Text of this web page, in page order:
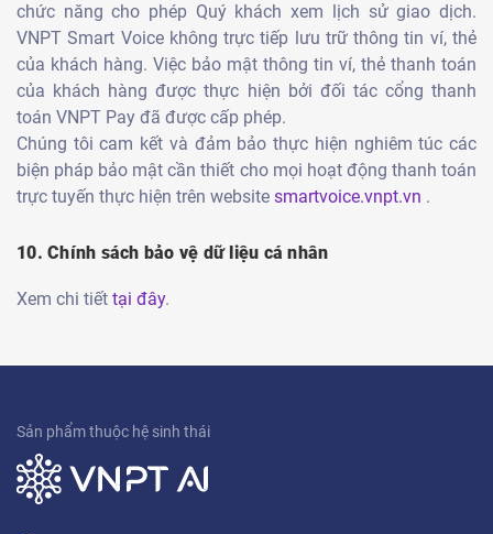
chức năng cho phép Quý khách xem lịch sử giao dịch.
VNPT Smart Voice không trực tiếp lưu trữ thông tin ví, thẻ
của khách hàng. Việc bảo mật thông tin ví, thẻ thanh toán
của khách hàng được thực hiện bởi đối tác cổng thanh
toán VNPT Pay đã được cấp phép.
Chúng tôi cam kết và đảm bảo thực hiện nghiêm túc các
biện pháp bảo mật cần thiết cho mọi hoạt động thanh toán
trực tuyến thực hiện trên website smartvoice.vnpt.vn .
10. Chính sách bảo vệ dữ liệu cá nhân
Xem chi tiết tại đây.
Sản phẩm thuộc hệ sinh thái